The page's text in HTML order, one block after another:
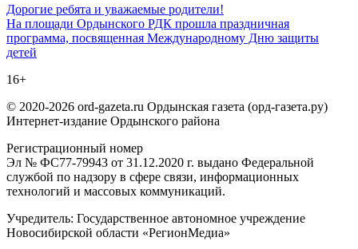
Навигация
по
записям
Дорогие ребята и уважаемые родители!
На площади Ордынского РДК прошла праздничная
программа, посвященная Международному Дню защиты
детей
16+
© 2020-2026 ord-gazeta.ru Ордынская газета (орд-газета.ру)
Интернет-издание Ордынского района
Регистрационный номер
Эл № ФС77-79943 от 31.12.2020 г. выдано Федеральной
службой по надзору в сфере связи, информационных
технологий и массовых коммуникаций.
Учредитель: Государственное автономное учреждение
Новосибирской области «РегионМедиа»